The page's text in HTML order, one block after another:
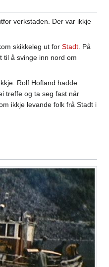
verkstaden. Der var ikkje
skikkeleg ut for Stadt. På
til å svinge inn nord om
Rolf Hofland hadde
treffe og ta seg fast når
ikkje levande folk frå Stadt i